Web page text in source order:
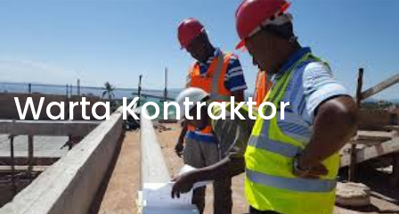
Warta Kontraktor